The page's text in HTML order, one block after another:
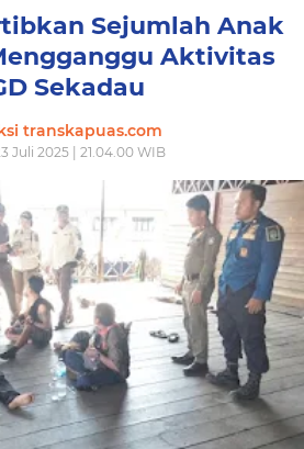
Sejumlah Anak
Aktivitas
Sekadau
transkapuas.com
Juli 2025 | 21.04.00 WIB